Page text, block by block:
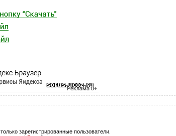
зарегистрированные пользователи.